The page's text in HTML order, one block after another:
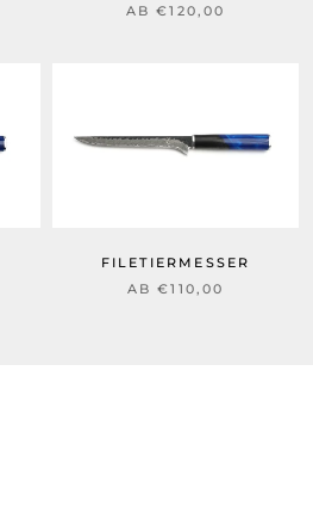
AB €120,00
FILETIERMESSER
AB €110,00